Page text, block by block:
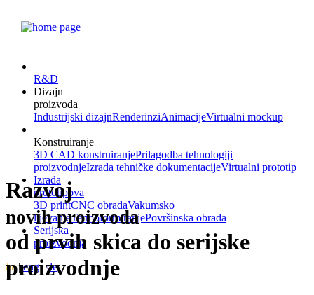
R&D
Dizajn
proizvoda
Industrijski dizajnRenderinziAnimacijeVirtualni mockup
Konstruiranje
3D CAD konstruiranjePrilagodba tehnologiji
proizvodnjeIzrada tehničke dokumentacijeVirtualni prototip
Izrada
prototipova
3D printCNC obradaVakumsko
lijevanjeTermoformiranjePovršinska obrada
Serijska
proizvodnja
hr|eng|de
Razvoj
novih proizvoda
od prvih skica do serijske
proizvodnje